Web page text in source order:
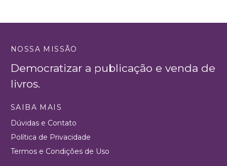
NOSSA MISSÃO
Democratizar a publicação e venda de
livros.
SAIBA MAIS
Dúvidas e Contato
Política de Privacidade
Termos e Condições de Uso